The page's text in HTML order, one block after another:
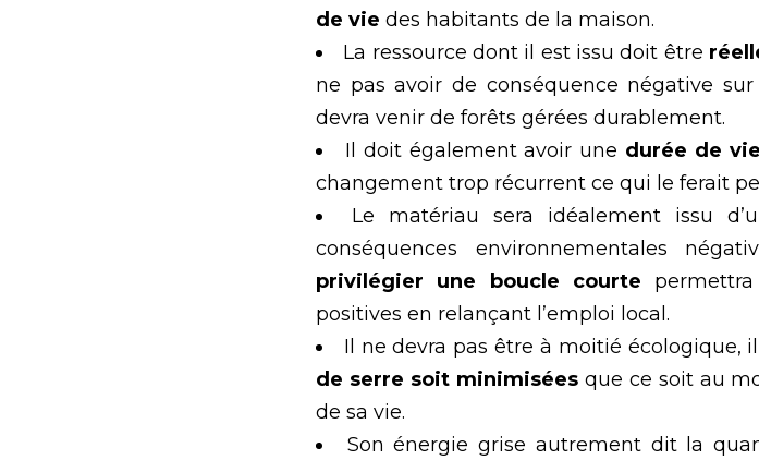
de vie des habitants de la maison.
La ressource dont il est issu doit être
ne pas avoir de conséquence négative
devra venir de forêts gérées durablement.
Il doit également avoir une durée de
changement trop récurrent ce qui le ferait
Le matériau sera idéalement issu
conséquences environnementales
privilégier une boucle courte
positives en relançant l’emploi local.
Il ne devra pas être à moitié écologique,
de serre soit minimiséesque ce soit au
de sa vie.
Son énergie grise autrement dit la